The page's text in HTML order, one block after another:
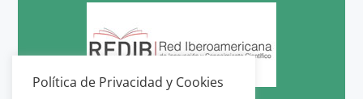
Política de Privacidad y Cookies